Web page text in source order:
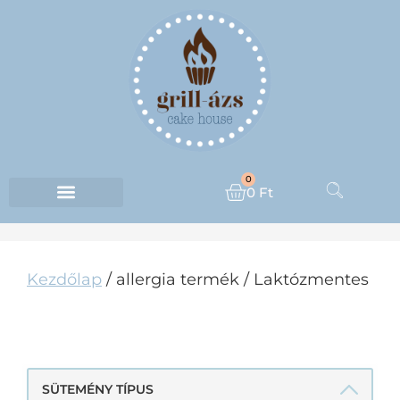
0 Ft
0
Kezdőlap / allergia termék / Laktózmentes
SÜTEMÉNY TÍPUS